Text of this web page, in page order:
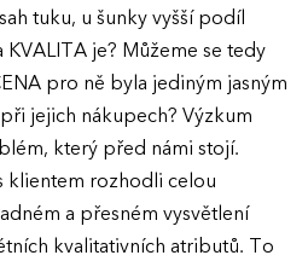
tuku, u šunky vyšší podíl
je? Můžeme se tedy
pro ně byla jediným jasným
jejich nákupech? Výzkum
který před námi stojí.
klientem rozhodli celou
a přesném vysvětlení
kvalitativních atributů. To